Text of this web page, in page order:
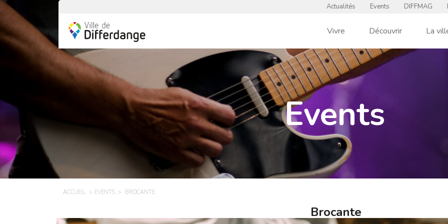
Actualités Events DIFFMAG
Vivre Découvrir La
Events
ACCUEIL EVENTS BROCANTE
Brocante